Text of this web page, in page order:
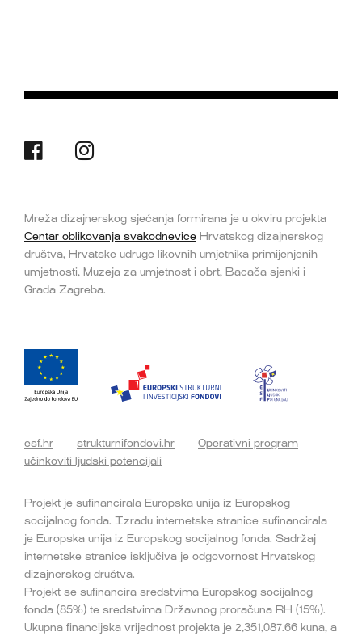
Mreža dizajnerskog sjećanja formirana je u okviru projekta
Centar oblikovanja svakodnevice Hrvatskog dizajnerskog
društva, Hrvatske udruge likovnih umjetnika primijenjenih
umjetnosti, Muzeja za umjetnost i obrt, Bacača sjenki i
Grada Zagreba.
esf.hr strukturnifondovi.hr
Operativni program
učinkoviti ljudski potencijali
Projekt je sufinancirala Europska unija iz Europskog
socijalnog fonda. Izradu internetske stranice sufinancirala
je Europska unija iz Europskog socijalnog fonda. Sadržaj
internetske stranice isključiva je odgovornost Hrvatskog
dizajnerskog društva.
Projekt se sufinancira sredstvima Europskog socijalnog
fonda (85%) te sredstvima Državnog proračuna RH (15%).
Ukupna financijska vrijednost projekta je 2,351,087.66 kuna, a